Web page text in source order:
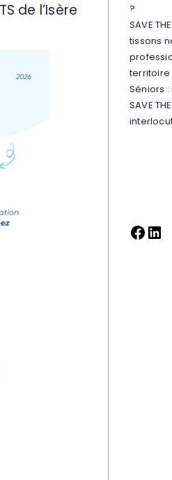
de l’Isère
?
SAVE
tissons
territoire
Séniors
SAVE